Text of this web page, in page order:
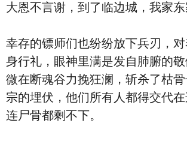
大恩不言谢，到了临边城，我家
幸存的镖师们也纷纷放下兵刃，
身行礼，眼神里满是发自肺腑的
微在断魂谷力挽狂澜，斩杀了枯
宗的埋伏，他们所有人都得交代在
连尸骨都剩不下。